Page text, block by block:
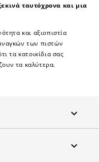
ταυτόχρονα και μια
και αξιοπιστία
των πιστών
τα κατοικίδια σας
τα καλύτερα.

